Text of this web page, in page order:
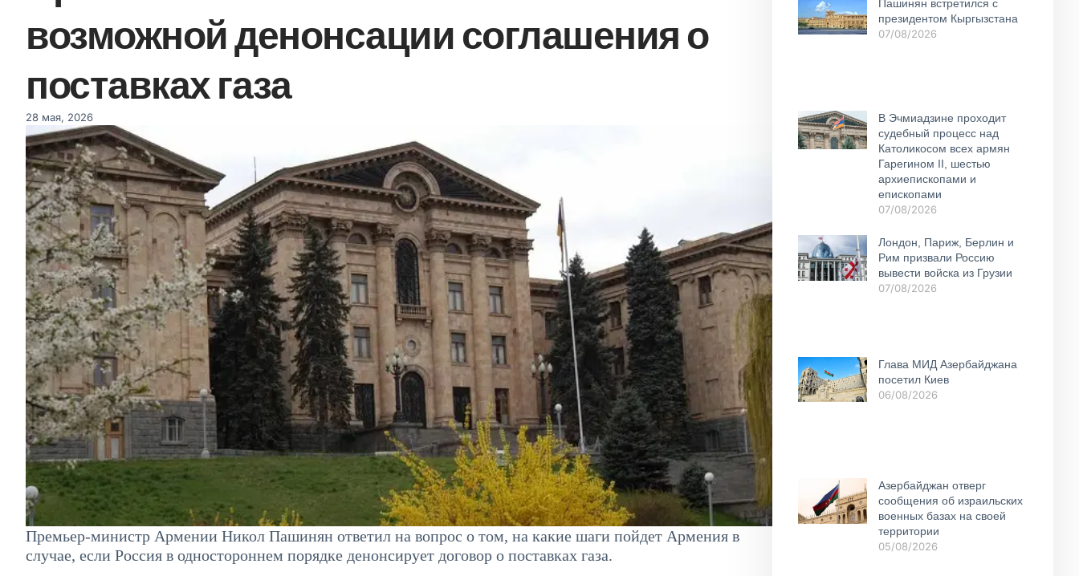
возможной денонсации соглашения о
поставках газа
28 мая, 2026
Премьер-министр Армении Никол Пашинян ответил на вопрос о том, на какие шаги пойдет Армения в
случае, если Россия в одностороннем порядке денонсирует договор о поставках газа.
Пашинян встретился с
президентом Кыргызстана
07/08/2026
В Эчмиадзине проходит
судебный процесс над
Католикосом всех армян
Гарегином II, шестью
архиепископами и
епископами
07/08/2026
Лондон, Париж, Берлин и
Рим призвали Россию
вывести войска из Грузии
07/08/2026
Глава МИД Азербайджана
посетил Киев
06/08/2026
Азербайджан отверг
сообщения об израильских
военных базах на своей
территории
05/08/2026